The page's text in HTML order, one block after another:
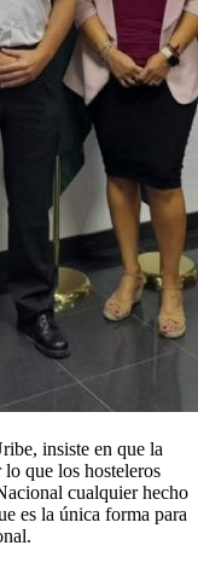
insiste en que la
que los hosteleros
cualquier hecho
es la única forma para